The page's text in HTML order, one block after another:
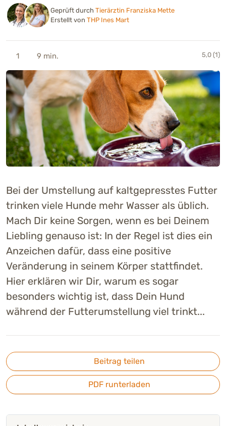
Geprüft durch Tierärztin Franziska Mette
Erstellt von THP Ines Mart
1 9 min. 5,0 (1)
Bei der Umstellung auf kaltgepresstes Futter
trinken viele Hunde mehr Wasser als üblich.
Mach Dir keine Sorgen, wenn es bei Deinem
Liebling genauso ist: In der Regel ist dies ein
Anzeichen dafür, dass eine positive
Veränderung in seinem Körper stattfindet.
Hier erklären wir Dir, warum es sogar
besonders wichtig ist, dass Dein Hund
während der Futterumstellung viel trinkt...
Beitrag teilen
PDF runterladen